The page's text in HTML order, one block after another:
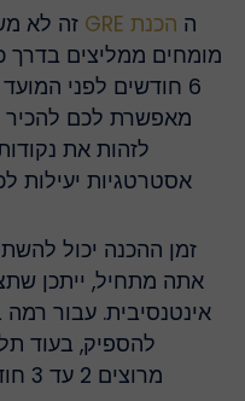
הכנת GRE
זה לא משהו
6 חודשים לפני המועד
מאפשרת לכם להכיר
לזהות את
אסטרטגיות יעילות
זמן ההכנה יכול
להספיק, בעוד
מרוצים